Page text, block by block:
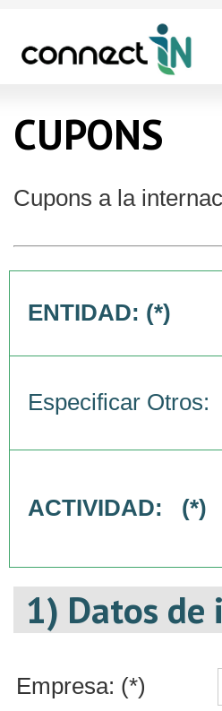
CUPONS
Cupons a la
ENTIDAD: (*)
Especificar Otros:
ACTIVIDAD: (*)
1) Datos de
Empresa: (*)